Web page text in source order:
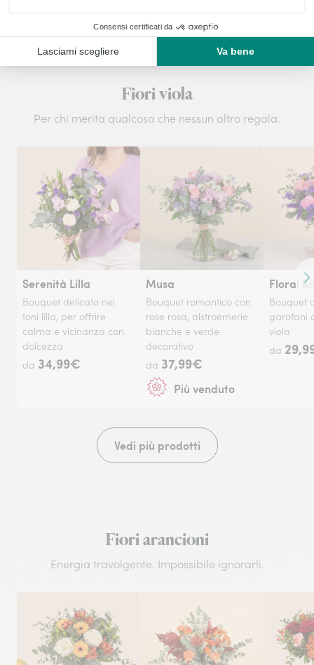
Fiori viola
Per chi merita qualcosa che nessun altro regala.
Serenità Lilla
Bouquet delicato nei
toni lilla, per offrire
calma e vicinanza con
dolcezza
da 34,99€
Musa
Bouquet romantico con
rose rosa, alstroemerie
bianche e verde
decorativo
da 37,99€
Più venduto
Floral
Bouquet
garofani
viola
da
Vedi più prodotti
Fiori arancioni
Energia travolgente. Impossibile ignorarli.